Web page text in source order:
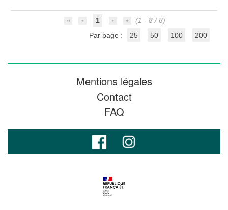
1
(1 - 8 / 8)
Par page :
25 50 100 200
Mentions légales
Contact
FAQ